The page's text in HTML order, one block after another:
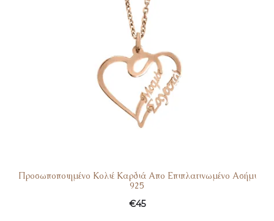
Προσωποποιημένο Κολιέ Καρδιά Απο Επιπλατινωμένο Ασήμι
925
€45